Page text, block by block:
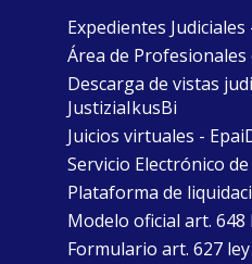
Expedientes Judiciales
Área de Profesionales
Descarga de vistas
JustiziaIkusBi
Juicios virtuales -
Servicio Electrónico
Plataforma de
Modelo oficial art. 648
Formulario art. 627